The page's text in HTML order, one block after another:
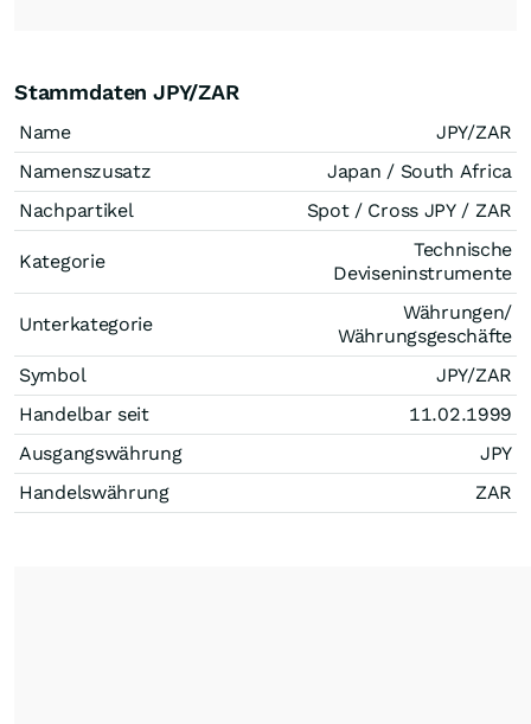
Stammdaten JPY/ZAR
Name
JPY/ZAR
Namenszusatz
Japan / South Africa
Nachpartikel
Spot / Cross JPY / ZAR
Kategorie
Technische
Deviseninstrumente
Unterkategorie
Währungen/
Währungsgeschäfte
Symbol
JPY/ZAR
Handelbar seit
11.02.1999
Ausgangswährung
JPY
Handelswährung
ZAR